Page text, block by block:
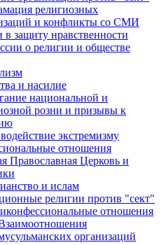
религиозных
и конфликты со СМИ
защиту нравственности
о религии и обществе
и насилие
национальной и
розни и призывы к
экстремизму
отношения
Православная Церковь и
и ислам
религии против "сект"
отношения
организаций